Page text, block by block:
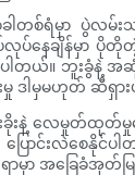
တစ်ရံမှာ ပွဲလမ်
ပ်လုပ်နေချိန်
ယ်။ ဘူးခွံနဲ့ အ
မဟုတ် ဆီရှားပါ
ခိုးနဲ့ လေမှုတ်ထု
ြောင်းလဲစေနို
ာ အခြေခံအုတ်မြ